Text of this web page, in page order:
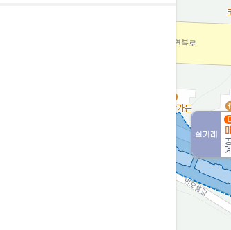
실거래